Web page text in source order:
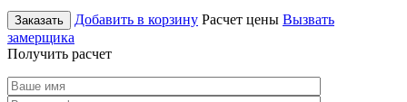
Заказать Добавить в корзину Расчет цены Вызвать
замерщика
Получить расчет